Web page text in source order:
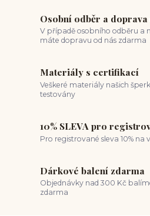
Osobní odběr a
V případě osobního odběru a
máte dopravu od nás zdarma
Materiály s certifikací
Veškeré materiály našich
testovány
10% SLEVA pro
Pro registrované sleva 10% na
Dárkové balení zdarma
Objednávky nad 300 Kč
zdarma